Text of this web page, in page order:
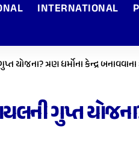
INTERNATIONAL
ત્રણ ધર્મોના કેન્દ્ર
ગુપ્ત યોજના?